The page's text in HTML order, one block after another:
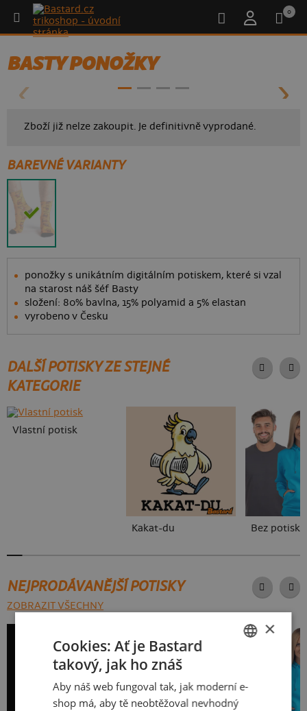
0
BASTY PONOŽKY
Zboží již nelze zakoupit. Je definitivně vyprodané.
BAREVNÉ VARIANTY
ponožky s unikátním digitálním potiskem, které si vzal
na starost náš šéf Basty
složení: 80% bavlna, 15% polyamid a 5% elastan
vyrobeno v Česku
DALŠÍ POTISKY ZE STEJNÉ
KATEGORIE
Vlastní potisk
Kakat-du Bez potisku
NEJPRODÁVANĚJŠÍ POTISKY
ZOBRAZIT VŠECHNY
SLOVAK
×
Cookies: Ať je Bastard
takový, jak ho znáš
Aby náš web fungoval tak, jak moderní e-
shop má, aby tě neobtěžoval nevhodný